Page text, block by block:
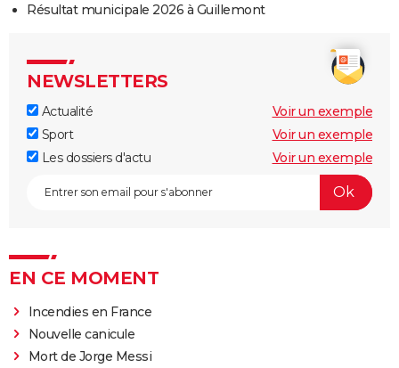
Résultat municipale 2026 à Guillemont
NEWSLETTERS
Actualité
Voir un exemple
Sport
Voir un exemple
Les dossiers d'actu
Voir un exemple
EN CE MOMENT
Incendies en France
Nouvelle canicule
Mort de Jorge Messi